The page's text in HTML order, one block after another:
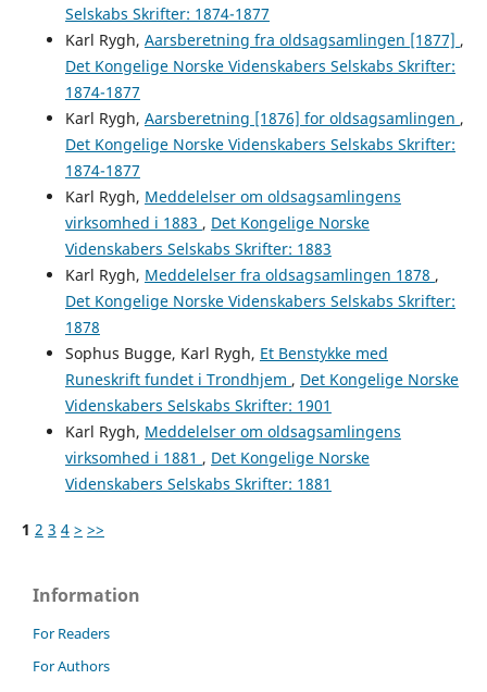
Selskabs Skrifter: 1874-1877
Karl Rygh, Aarsberetning fra oldsagsamlingen [1877] ,
Det Kongelige Norske Videnskabers Selskabs Skrifter:
1874-1877
Karl Rygh, Aarsberetning [1876] for oldsagsamlingen ,
Det Kongelige Norske Videnskabers Selskabs Skrifter:
1874-1877
Karl Rygh, Meddelelser om oldsagsamlingens
virksomhed i 1883 , Det Kongelige Norske
Videnskabers Selskabs Skrifter: 1883
Karl Rygh, Meddelelser fra oldsagsamlingen 1878 ,
Det Kongelige Norske Videnskabers Selskabs Skrifter:
1878
Sophus Bugge, Karl Rygh, Et Benstykke med
Runeskrift fundet i Trondhjem , Det Kongelige Norske
Videnskabers Selskabs Skrifter: 1901
Karl Rygh, Meddelelser om oldsagsamlingens
virksomhed i 1881 , Det Kongelige Norske
Videnskabers Selskabs Skrifter: 1881
1 2 3 4 > >>
Information
For Readers
For Authors